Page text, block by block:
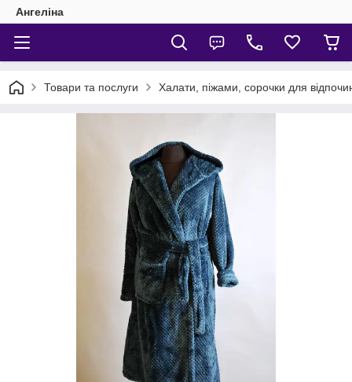
Ангеліна
Товари та послуги Халати, піжами, сорочки для